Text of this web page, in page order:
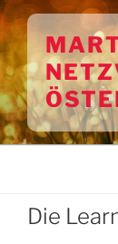
Zum
Inhalt
springen
Die